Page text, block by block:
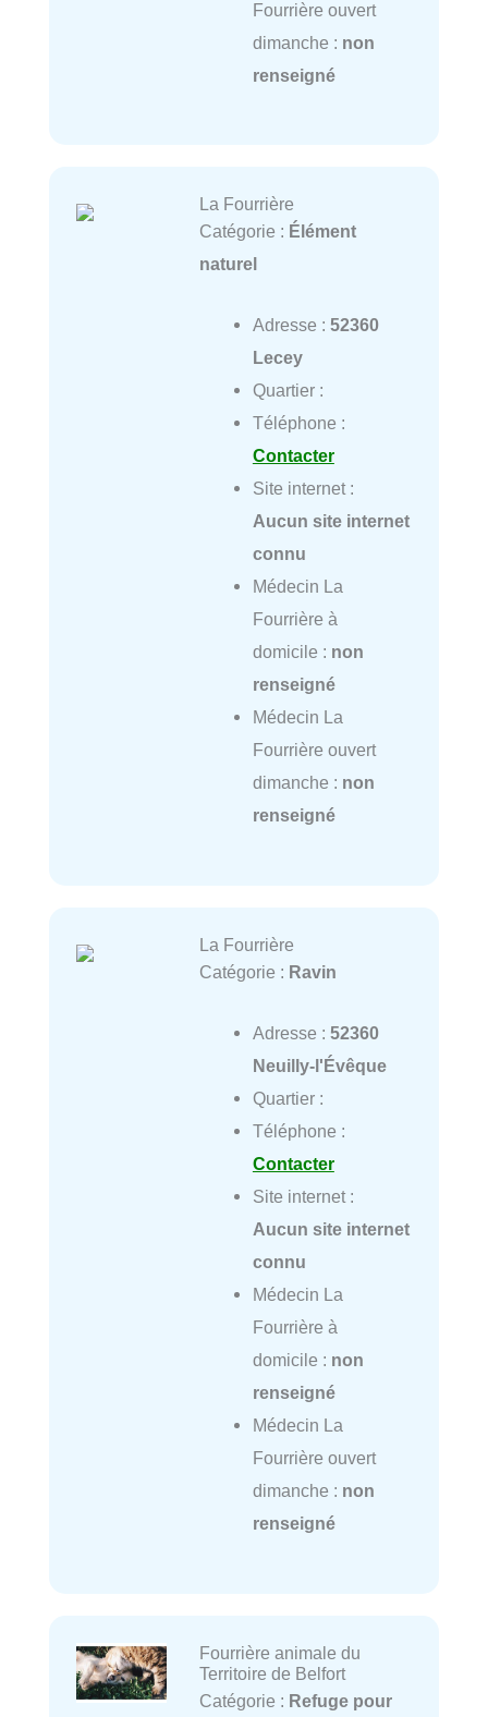
Fourrière ouvert
dimanche : non
renseigné
La Fourrière
Catégorie : Élément
naturel
Adresse : 52360
Lecey
Quartier :
Téléphone :
Contacter
Site internet :
Aucun site internet
connu
Médecin La
Fourrière à
domicile : non
renseigné
Médecin La
Fourrière ouvert
dimanche : non
renseigné
La Fourrière
Catégorie : Ravin
Adresse : 52360
Neuilly-l'Évêque
Quartier :
Téléphone :
Contacter
Site internet :
Aucun site internet
connu
Médecin La
Fourrière à
domicile : non
renseigné
Médecin La
Fourrière ouvert
dimanche : non
renseigné
Fourrière animale du
Territoire de Belfort
Catégorie : Refuge pour